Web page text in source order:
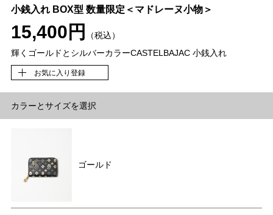
小銭入れ BOX型 数量限定＜マドレーヌ小物＞
15,400円
（税込）
輝くゴールドとシルバーカラーCASTELBAJAC 小銭入れ
お気に入り登録
カラーとサイズを選択
ゴールド